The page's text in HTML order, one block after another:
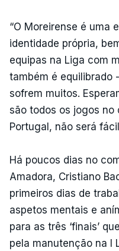
“O Moreirense é uma
identidade própria,
equipas na Liga com
também é equilibrado
sofrem muitos.
são todos os jogos no
Portugal, não será
Há poucos dias no
Amadora, Cristiano
primeiros dias de
aspetos mentais e
para as três ‘finais’
pela manutenção na I